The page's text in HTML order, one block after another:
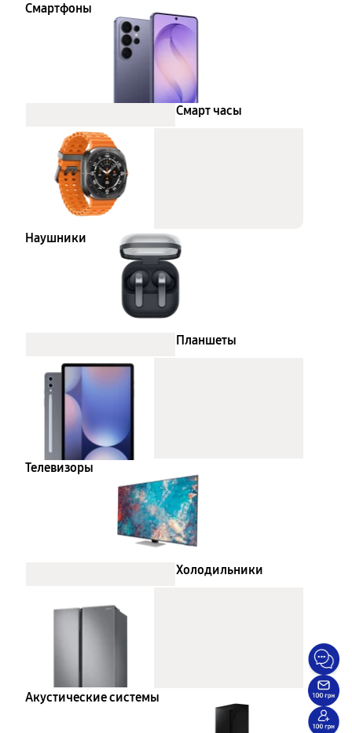
Смартфоны
Смарт часы
Наушники
Планшеты
Телевизоры
Холодильники
Акустические системы